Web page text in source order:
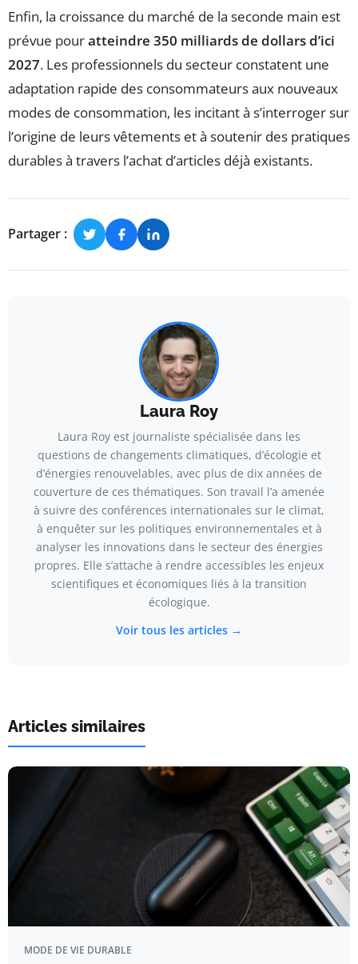
Enfin, la croissance du marché de la seconde main est
prévue pouratteindre 350 milliards de dollars d’ici
2027. Les professionnels du secteur constatent une
adaptation rapide des consommateurs aux nouveaux
modes de consommation, les incitant à s’interroger sur
l’origine de leurs vêtements et à soutenir des pratiques
durables à travers l’achat d’articles déjà existants.
Partager :
Laura Roy
Laura Roy est journaliste spécialisée dans les
questions de changements climatiques, d’écologie et
d’énergies renouvelables, avec plus de dix années de
couverture de ces thématiques. Son travail l’a amenée
à suivre des conférences internationales sur le climat,
à enquêter sur les politiques environnementales et à
analyser les innovations dans le secteur des énergies
propres. Elle s’attache à rendre accessibles les enjeux
scientifiques et économiques liés à la transition
écologique.
Voir tous les articles →
Articles similaires
MODE DE VIE DURABLE